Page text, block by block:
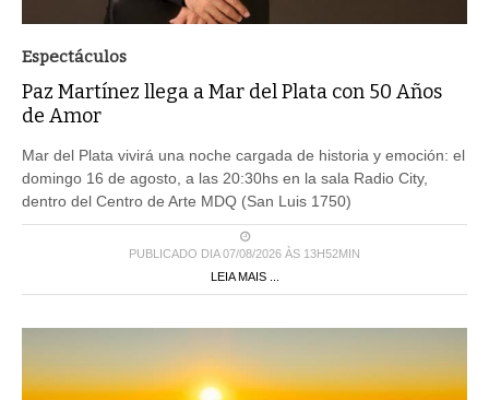
Espectáculos
Paz Martínez llega a Mar del Plata con 50 Años
de Amor
Mar del Plata vivirá una noche cargada de historia y emoción: el
domingo 16 de agosto, a las 20:30hs en la sala Radio City,
dentro del Centro de Arte MDQ (San Luis 1750)
PUBLICADO DIA 07/08/2026 ÀS 13H52MIN
LEIA MAIS ...